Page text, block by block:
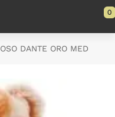
0
OSO DANTE ORO MED